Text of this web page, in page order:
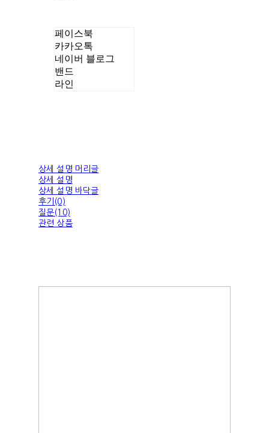
페이스북
카카오톡
네이버 블로그
밴드
라인
상세 설명 머리글
상세 설명
상세 설명 바닥글
후기(0)
질문(10)
관련 상품